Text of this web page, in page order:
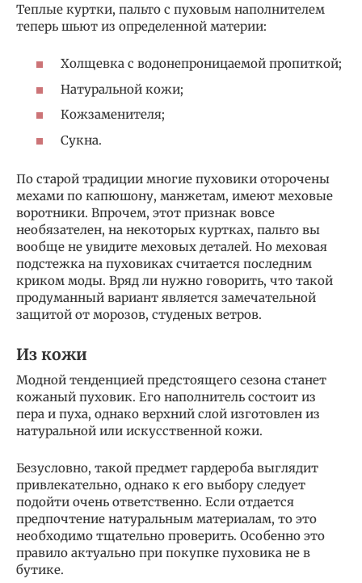
Теплые куртки, пальто с пуховым наполнителем
теперь шьют из определенной материи:
Холщевка с водонепроницаемой пропиткой;
Натуральной кожи;
Кожзаменителя;
Сукна.
По старой традиции многие пуховики оторочены
мехами по капюшону, манжетам, имеют меховые
воротники. Впрочем, этот признак вовсе
необязателен, на некоторых куртках, пальто вы
вообще не увидите меховых деталей. Но меховая
подстежка на пуховиках считается последним
криком моды. Вряд ли нужно говорить, что такой
продуманный вариант является замечательной
защитой от морозов, студеных ветров.
Из кожи
Модной тенденцией предстоящего сезона станет
кожаный пуховик. Его наполнитель состоит из
пера и пуха, однако верхний слой изготовлен из
натуральной или искусственной кожи.
Безусловно, такой предмет гардероба выглядит
привлекательно, однако к его выбору следует
подойти очень ответственно. Если отдается
предпочтение натуральным материалам, то это
необходимо тщательно проверить. Особенно это
правило актуально при покупке пуховика не в
бутике.